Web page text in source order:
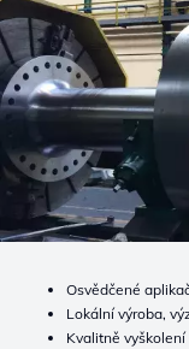
Osvědčené
Lokální výroba,
Kvalitně